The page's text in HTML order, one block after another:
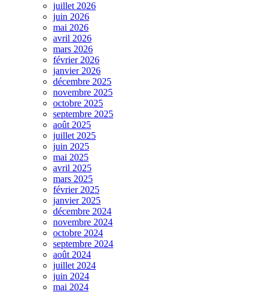
juillet 2026
juin 2026
mai 2026
avril 2026
mars 2026
février 2026
janvier 2026
décembre 2025
novembre 2025
octobre 2025
septembre 2025
août 2025
juillet 2025
juin 2025
mai 2025
avril 2025
mars 2025
février 2025
janvier 2025
décembre 2024
novembre 2024
octobre 2024
septembre 2024
août 2024
juillet 2024
juin 2024
mai 2024